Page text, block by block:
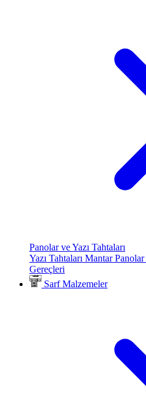
Panolar ve Yazı Tahtaları
Yazı Tahtaları Mantar Panolar
Gereçleri
Sarf Malzemeler